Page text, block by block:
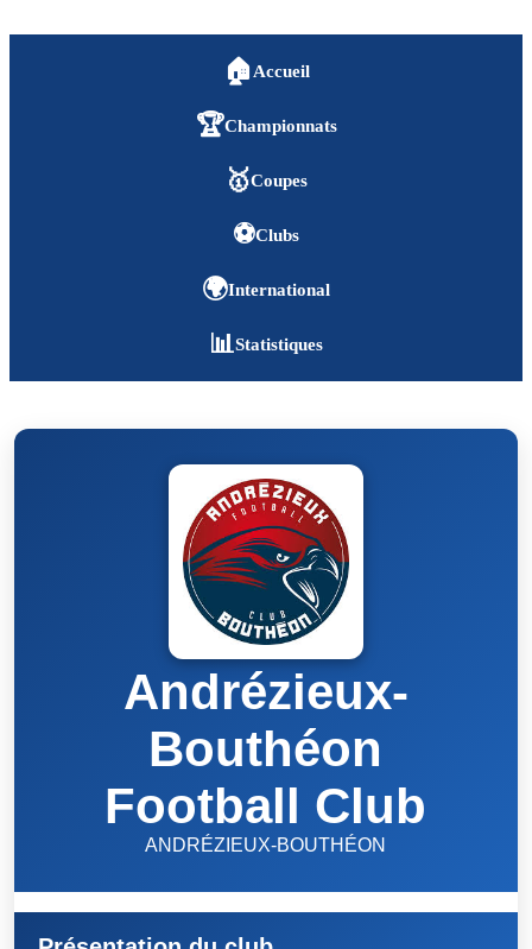
🏠 Accueil
🏆Championnats
🥇Coupes
⚽Clubs
🌍International
📊Statistiques
Andrézieux-
Bouthéon
Football Club
ANDRÉZIEUX-BOUTHÉON